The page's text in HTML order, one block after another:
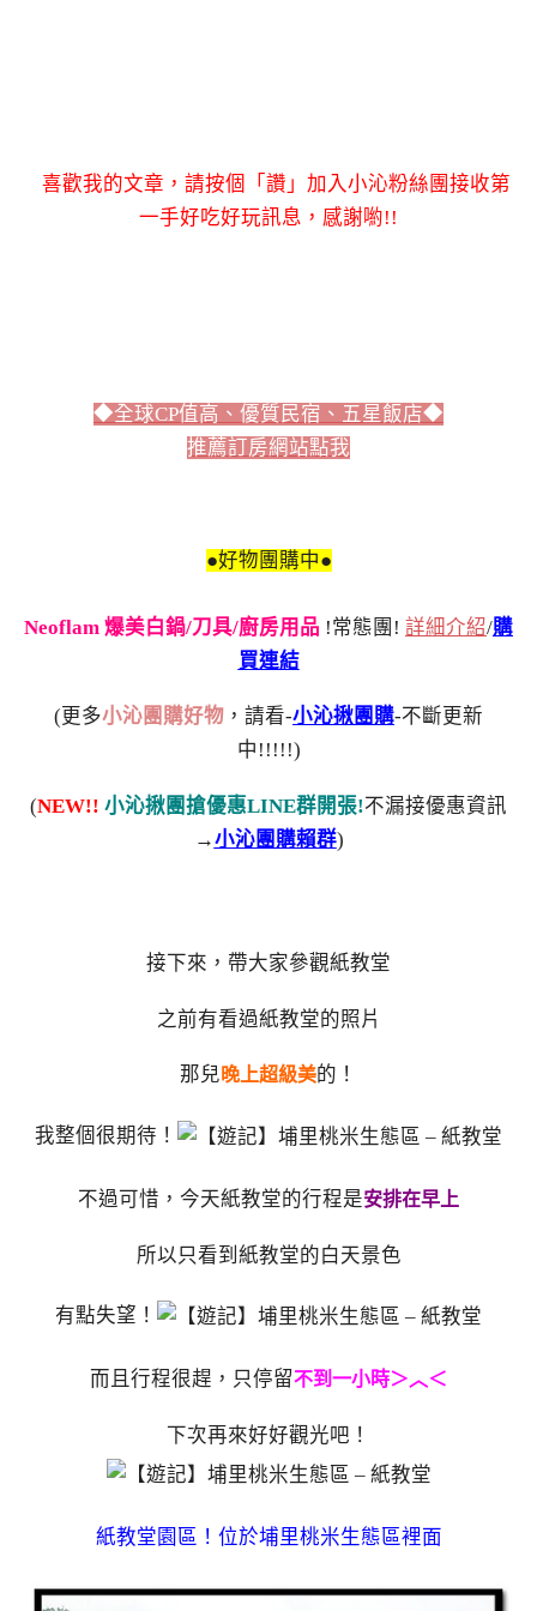
喜歡我的文章，請按個「讚」加入小沁粉絲團接收第
一手好吃好玩訊息，感謝喲!!
◆全球CP值高、優質民宿、五星飯店◆
推薦訂房網站點我
●好物團購中●
Neoflam 爆美白鍋/刀具/廚房用品 !常態團! 詳細介紹/購
買連結
(更多小沁團購好物 ，請看-小沁揪團購-不斷更新
中!!!!!)
(NEW!! 小沁揪團搶優惠LINE群開張!不漏接優惠資訊
→小沁團購賴群)
接下來，帶大家參觀紙教堂
之前有看過紙教堂的照片
那兒晚上超級美的！
我整個很期待！
不過可惜，今天紙教堂的行程是安排在早上
所以只看到紙教堂的白天景色
有點失望！
而且行程很趕，只停留不到一小時＞︿＜
下次再來好好觀光吧！
紙教堂園區！位於埔里桃米生態區裡面